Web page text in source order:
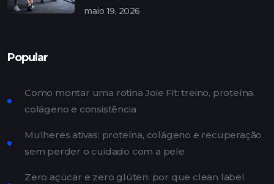
maio 19, 2026
Popular
Como montar uma rotina Joie Fit: treino, proteína,
colágeno e consistência
Mulheres ativas: proteína, colágeno e recuperação
sem perder o cuidado com a pele
Zero açúcar e zero glúten: por que clean label